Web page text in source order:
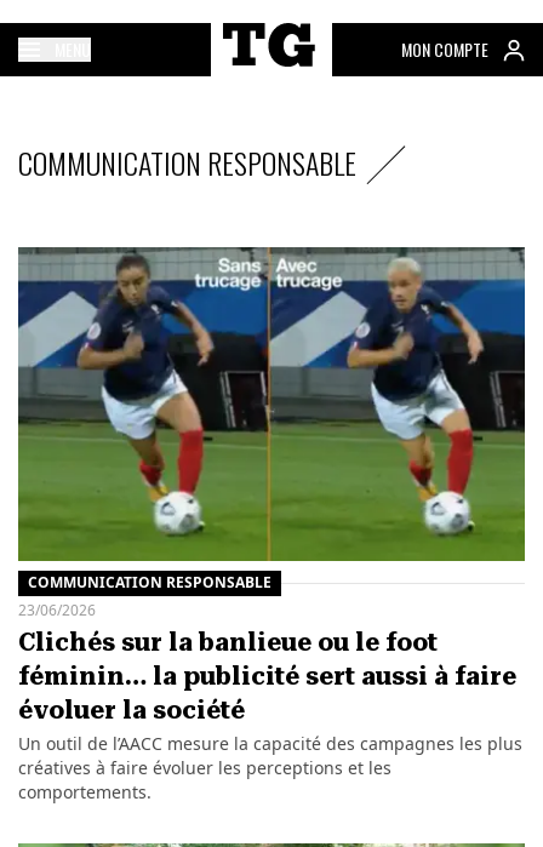
MON COMPTE
COMMUNICATION RESPONSABLE
COMMUNICATION RESPONSABLE
23/06/2026
Clichés sur la banlieue ou le foot
féminin… la publicité sert aussi à faire
évoluer la société
Un outil de l’AACC mesure la capacité des campagnes les plus
créatives à faire évoluer les perceptions et les
comportements.